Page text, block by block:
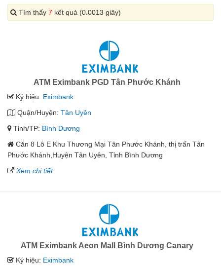
Tìm thấy 7 kết quả (0.0013 giây)
ATM Eximbank PGD Tân Phước Khánh
Ký hiệu: Eximbank
Quận/Huyện: Tân Uyên
Tỉnh/TP: Bình Dương
Căn 8 Lô E Khu Thương Mại Tân Phước Khánh, thị trấn Tân
Phước Khánh,Huyện Tân Uyên, Tỉnh Bình Dương
Xem chi tiết
ATM Eximbank Aeon Mall Bình Dương Canary
Ký hiệu: Eximbank